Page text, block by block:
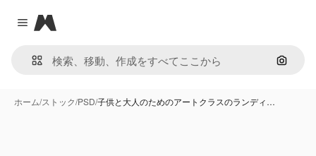
Close menu
Magnific
画像で
ホーム/ストック/PSD/子供と大人のためのアートクラスのランディ…